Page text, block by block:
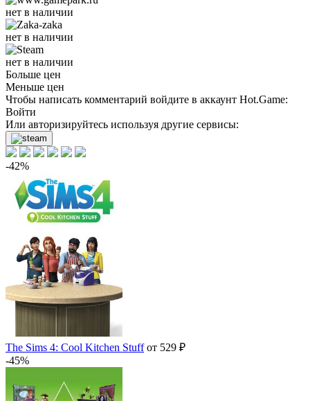
нет в наличии
нет в наличии
нет в наличии
Больше цен
Меньше цен
Чтобы написать комментарий войдите в аккаунт Hot.Game:
Войти
Или авторизируйтесь используя другие сервисы:
-42%
The Sims 4: Cool Kitchen Stuffот 529 ₽
-45%